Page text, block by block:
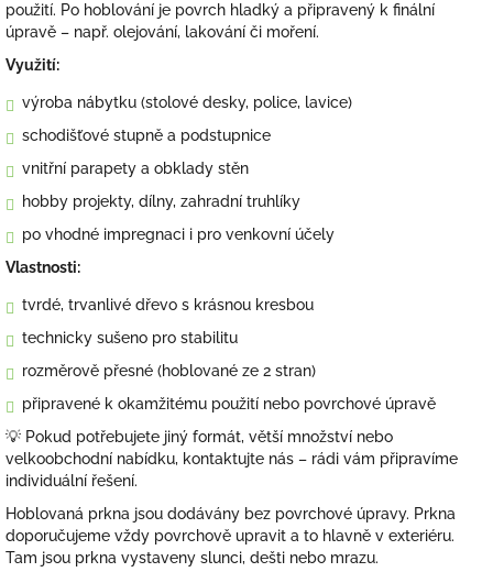
použití. Po hoblování je povrch hladký a připravený k finální
úpravě – např. olejování, lakování či moření.
Využití:
výroba nábytku (stolové desky, police, lavice)
schodišťové stupně a podstupnice
vnitřní parapety a obklady stěn
hobby projekty, dílny, zahradní truhlíky
po vhodné impregnaci i pro venkovní účely
Vlastnosti:
tvrdé, trvanlivé dřevo s krásnou kresbou
technicky sušeno pro stabilitu
rozměrově přesné (hoblované ze 2 stran)
připravené k okamžitému použití nebo povrchové úpravě
💡 Pokud potřebujete jiný formát, větší množství nebo
velkoobchodní nabídku, kontaktujte nás – rádi vám připravíme
individuální řešení.
Hoblovaná prkna jsou dodávány bez povrchové úpravy. Prkna
doporučujeme vždy povrchově upravit a to hlavně v exteriéru.
Tam jsou prkna vystaveny slunci, dešti nebo mrazu.